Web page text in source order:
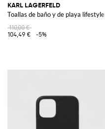
KARL LAGERFELD
Toallas de baño y de playa lifestyle
110,00 €
104,49 €
-5%